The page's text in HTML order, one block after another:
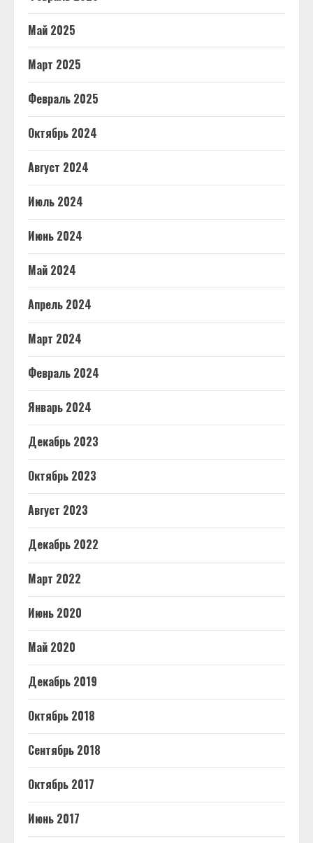
Май 2025
Март 2025
Февраль 2025
Октябрь 2024
Август 2024
Июль 2024
Июнь 2024
Май 2024
Апрель 2024
Март 2024
Февраль 2024
Январь 2024
Декабрь 2023
Октябрь 2023
Август 2023
Декабрь 2022
Март 2022
Июнь 2020
Май 2020
Декабрь 2019
Октябрь 2018
Сентябрь 2018
Октябрь 2017
Июнь 2017